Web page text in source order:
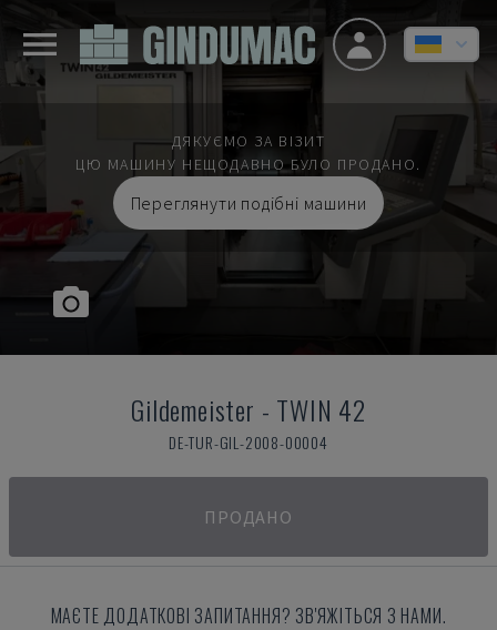
ДЯКУЄМО ЗА ВІЗИТ
ЦЮ МАШИНУ НЕЩОДАВНО БУЛО ПРОДАНО.
Переглянути подібні машини
Gildemeister - TWIN 42
DE-TUR-GIL-2008-00004
ПРОДАНО
МАЄТЕ ДОДАТКОВІ ЗАПИТАННЯ? ЗВ'ЯЖІТЬСЯ З НАМИ.